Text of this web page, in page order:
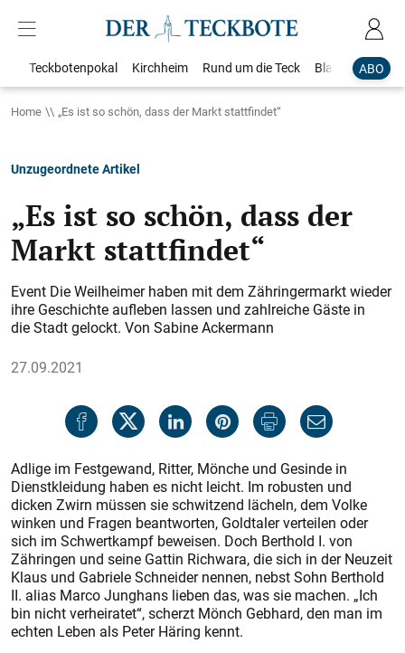
ABO
Teckbotenpokal Kirchheim Rund um die Teck Blaulicht
Home „Es ist so schön, dass der Markt stattfindet“
Unzugeordnete Artikel
„Es ist so schön, dass der
Markt stattfindet“
Event Die Weilheimer haben mit dem ­Zähringermarkt wieder
ihre Geschichte ­aufleben lassen und zahlreiche Gäste in
die Stadt gelockt. Von Sabine Ackermann
27.09.2021
Adlige im Festgewand, Ritter, Mönche und Gesinde in
Dienstkleidung haben es nicht leicht. Im robusten und
dicken Zwirn müssen sie schwitzend lächeln, dem Volke
winken und Fragen beantworten, Goldtaler verteilen oder
sich im Schwertkampf beweisen. Doch Berthold I. von
Zähringen und seine Gattin Richwara, die sich in der Neuzeit
Klaus und Gabriele Schneider nennen, nebst Sohn Berthold
II. alias Marco Junghans lieben das, was sie machen. „Ich
bin nicht verheiratet“, scherzt Mönch Gebhard, den man im
echten Leben als Peter Häring kennt.